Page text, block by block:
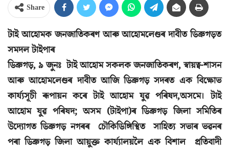
Share
টাই আহোমক জনজাতিকৰণ আৰু আহোমলেণ্ডৰ দাবীত ডিব্ৰুগড়ত
সমদল টাইপাৰ
ডিব্ৰুগড়, ৯ জুনঃ টাই আহোম সকলক জনজাতিকৰণ, স্বায়ত্ব-শাসন
আৰু আহোমলেণ্ডৰ দাবীত আজি ডিব্ৰুগড় সদৰত এক বিক্ষোভ
কার্য্যসূচী ৰূপায়ন কৰে টাই আহোম যুৱ পৰিষদ,অসমে। টাই
আহোম যুৱ পৰিষদ; অসম (টাইপা)ৰ ডিব্ৰুগড় জিলা সমিতিৰ
উদ্যোগত ডিব্ৰুগড় নগৰৰ চৌকিডিঙ্গিস্থিত সাহিত্য সভাৰ ভৱনৰ
পৰা ডিব্ৰুগড় জিলা আয়ুক্ত কাৰ্য্যালয়লৈ এক বিশাল প্ৰতিবাদী